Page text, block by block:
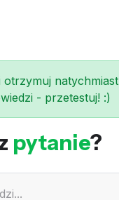
otrzymuj natychmiast
- przetestuj! :)
pytanie?